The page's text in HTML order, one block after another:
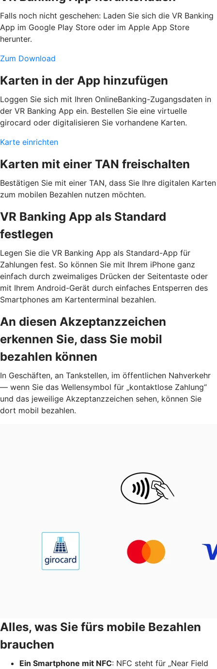
Falls noch nicht geschehen: Laden Sie sich die VR Banking
App im Google Play Store oder im Apple App Store
herunter.
Zum Download
Karten in der App hinzufügen
Loggen Sie sich mit Ihren OnlineBanking-Zugangsdaten in
der VR Banking App ein. Bestellen Sie eine virtuelle
girocard oder digitalisieren Sie vorhandene Karten.
Karte einrichten
Karten mit einer TAN freischalten
Bestätigen Sie mit einer TAN, dass Sie Ihre digitalen Karten
zum mobilen Bezahlen nutzen möchten.
VR Banking App als Standard
festlegen
Legen Sie die VR Banking App als Standard-App für
Zahlungen fest. So können Sie mit Ihrem iPhone ganz
einfach durch zweimaliges Drücken der Seitentaste oder
mit Ihrem Android-Gerät durch einfaches Entsperren des
Smartphones am Kartenterminal bezahlen.
An diesen Akzeptanzzeichen
erkennen Sie, dass Sie mobil
bezahlen können
In Geschäften, an Tankstellen, im öffentlichen Nahverkehr
— wenn Sie das Wellensymbol für „kontaktlose Zahlung“
und das jeweilige Akzeptanzzeichen sehen, können Sie
dort mobil bezahlen.
Alles, was Sie fürs mobile Bezahlen
brauchen
Ein Smartphone mit NFC: NFC steht für „Near Field